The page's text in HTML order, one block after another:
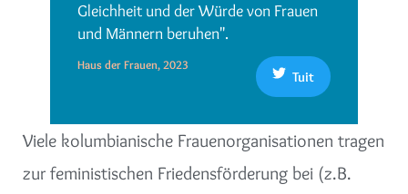
Gleichheit und der Würde von Frauen
und Männern beruhen".
Haus der Frauen, 2023
Tuit
Viele kolumbianische Frauenorganisationen tragen
zur feministischen Friedensförderung bei (z.B.